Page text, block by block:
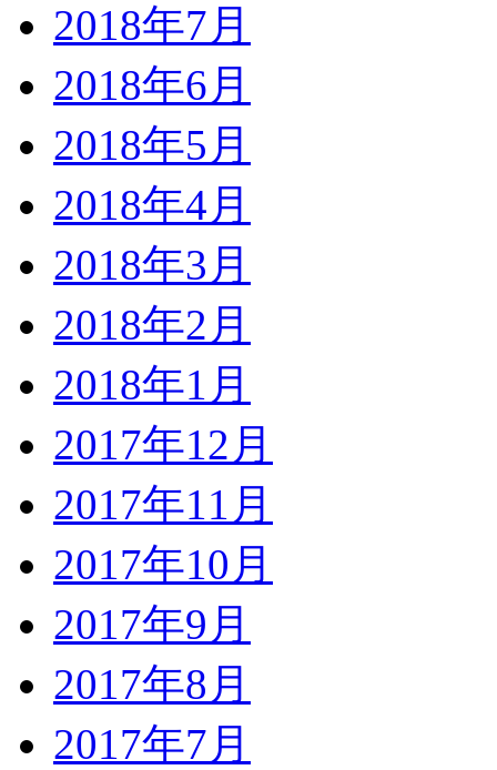
2018年7月
2018年6月
2018年5月
2018年4月
2018年3月
2018年2月
2018年1月
2017年12月
2017年11月
2017年10月
2017年9月
2017年8月
2017年7月